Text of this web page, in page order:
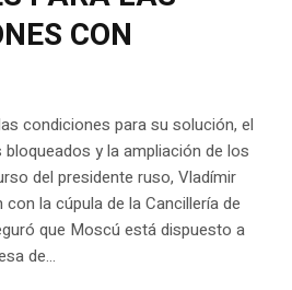
CON
condiciones para su solución, el
y la ampliación de los
del presidente ruso, Vladímir
la cúpula de la Cancillería de
que Moscú está dispuesto a
de...